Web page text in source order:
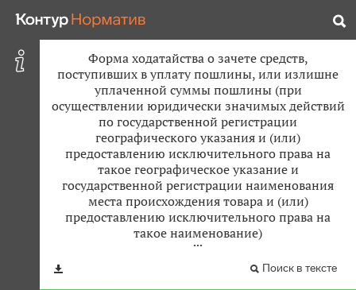
Форма ходатайства о зачете средств,
поступивших в уплату пошлины, или излишне
уплаченной суммы пошлины (при
осуществлении юридически значимых действий
по государственной регистрации
географического указания и (или)
предоставлению исключительного права на
такое географическое указание и
государственной регистрации наименования
места происхождения товара и (или)
предоставлению исключительного права на
такое наименование)
Поиск в тексте